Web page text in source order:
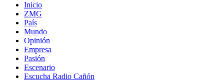
Inicio
ZMG
País
Mundo
Opinión
Empresa
Pasión
Escenario
Escucha Radio Cañón